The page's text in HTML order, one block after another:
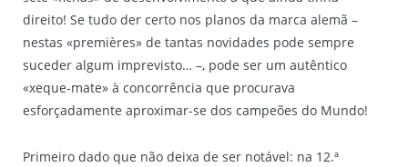
direito! Se tudo der certo nos planos da marca alemã –
nestas «premières» de tantas novidades pode sempre
suceder algum imprevisto… –, pode ser um autêntico
«xeque-mate» à concorrência que procurava
esforçadamente aproximar-se dos campeões do Mundo!
Primeiro dado que não deixa de ser notável: na 12.ª